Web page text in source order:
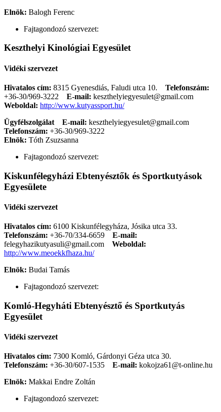
Elnök: Balogh Ferenc
Fajtagondozó szervezet:
Keszthelyi Kinológiai Egyesület
Vidéki szervezet
Hivatalos cím: 8315 Gyenesdiás, Faludi utca 10. Telefonszám:
+36-30/969-3222
E-mail: keszthelyiegyesulet@gmail.com
Weboldal: http://www.kutyassport.hu/
Ügyfélszolgálat
E-mail: keszthelyiegyesulet@gmail.com
Telefonszám: +36-30/969-3222
Elnök: Tóth Zsuzsanna
Fajtagondozó szervezet:
Kiskunfélegyházi Ebtenyésztők és Sportkutyások
Egyesülete
Vidéki szervezet
Hivatalos cím: 6100 Kiskunfélegyháza, Jósika utca 33.
Telefonszám: +36-70/334-6659
E-mail:
felegyhazikutyasuli@gmail.com
Weboldal:
http://www.meoekkfhaza.hu/
Elnök: Budai Tamás
Fajtagondozó szervezet:
Komló-Hegyháti Ebtenyésztő és Sportkutyás
Egyesület
Vidéki szervezet
Hivatalos cím: 7300 Komló, Gárdonyi Géza utca 30.
Telefonszám: +36-30/607-1535 E-mail: kokojza61@t-online.hu
Elnök: Makkai Endre Zoltán
Fajtagondozó szervezet: